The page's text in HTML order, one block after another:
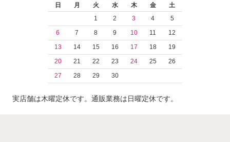
日
月 火 水 木 金
土
1
2 3 4
5
6
7 8 9 10 11
12
13
14 15 16 17 18
19
20
21 22 23 24 25
26
27
28 29 30
実店舗は木曜定休です。通販業務は日曜定休です。